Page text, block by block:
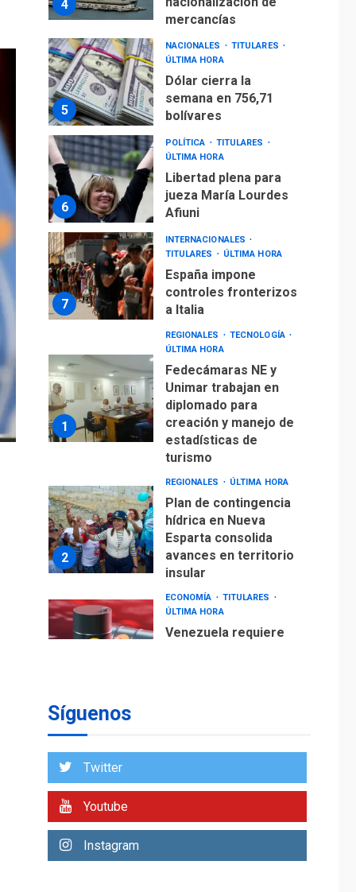
4
mercancías
5
NACIONALES
TITULARES
ÚLTIMA HORA
Dólar cierra la
semana en 756,71
bolívares
6
POLÍTICA
TITULARES
ÚLTIMA HORA
Libertad plena para
jueza María Lourdes
Afiuni
7
INTERNACIONALES
TITULARES
ÚLTIMA HORA
España impone
controles fronterizos
a Italia
1
REGIONALES
TECNOLOGÍA
ÚLTIMA HORA
Fedecámaras NE y
Unimar trabajan en
diplomado para
creación y manejo de
estadísticas de
turismo
2
REGIONALES ÚLTIMA HORA
Plan de contingencia
hídrica en Nueva
Esparta consolida
avances en territorio
insular
ECONOMÍA
TITULARES
ÚLTIMA HORA
Venezuela requiere
4
nacionalización de
Dólar cierra la
Síguenos
Twitter
Youtube
Instagram